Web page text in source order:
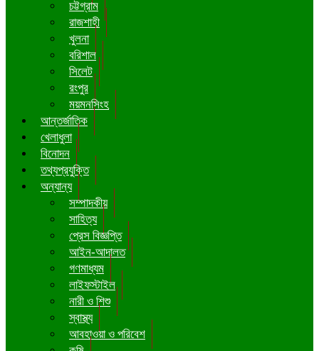
চট্টগ্রাম
রাজশাহী
খুলনা
বরিশাল
সিলেট
রংপুর
ময়মনসিংহ
আন্তর্জাতিক
খেলাধুলা
বিনোদন
তথ্যপ্রযুক্তি
অন্যান্য
সম্পাদকীয়
সাহিত্য
প্রেস বিজ্ঞপ্তি
আইন-আদালত
গণমাধ্যম
লাইফস্টাইল
নারী ও শিশু
স্বাস্থ্য
আবহাওয়া ও পরিবেশ